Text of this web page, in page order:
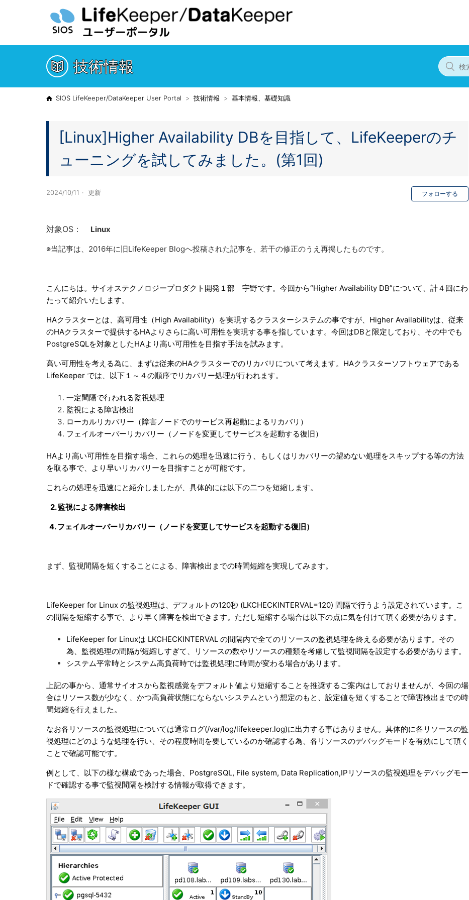
技術情報
SIOS LifeKeeper/DataKeeper User Portal 技術情報 基本情報、基礎知識
[Linux]Higher Availability DBを目指して、LifeKeeperのチ
ューニングを試してみました。(第1回)
2024/10/11 更新 フォローする
対象OS： Linux
※当記事は、2016年に旧LifeKeeper Blogへ投稿された記事を、若干の修正のうえ再掲したものです。
こんにちは。 サイオステクノロジープロダクト開発１部 宇野です。 今回から“Higher Availability DB”について、計４回にわ
たって紹介いたします。
HAクラスターとは、高可用性（High Availability）を実現するクラスターシステムの事ですが、Higher Availabilityは、従来
のHAクラスターで提供するHAよりさらに高い可用性を実現する事を指しています。今回はDBと限定しており、その中でも
PostgreSQLを対象としたHAより高い可用性を目指す手法を試みます。
高い可用性を考える為に、まずは従来のHAクラスターでのリカバリについて考えます。HAクラスターソフトウェアである
LifeKeeper では、以下１～４の順序でリカバリー処理が行われます。
一定間隔で行われる監視処理
監視による障害検出
ローカルリカバリー（障害ノードでのサービス再起動によるリカバリ）
フェイルオーバーリカバリー（ノードを変更してサービスを起動する復旧）
HAより高い可用性を目指す場合、これらの処理を迅速に行う、もしくはリカバリーの望めない処理をスキップする等の方法
を取る事で、より早いリカバリーを目指すことが可能です。
これらの処理を迅速にと紹介しましたが、具体的には以下の二つを短縮します。
2. 監視による障害検出
4. フェイルオーバーリカバリー（ノードを変更してサービスを起動する復旧）
まず、監視間隔を短くすることによる、障害検出までの時間短縮を実現してみます。
LifeKeeper for Linux の監視処理は、デフォルトの120秒 (LKCHECKINTERVAL=120) 間隔で行うよう設定されています。こ
の間隔を短縮する事で、より早く障害を検出できます。ただし短縮する場合は以下の点に気を付けて頂く必要があります。
LifeKeeper for Linuxは LKCHECKINTERVAL の間隔内で全てのリソースの監視処理を終える必要があります。その
為、監視処理の間隔が短縮しすぎて、リソースの数やリソースの種類を考慮して監視間隔を設定する必要があります。
システム平常時とシステム高負荷時では監視処理に時間が変わる場合があります。
上記の事から、通常サイオスから監視感覚をデフォルト値より短縮することを推奨するご案内はしておりませんが、今回の場
合はリソース数が少なく、かつ高負荷状態にならないシステムという想定のもと、設定値を短くすることで障害検出までの時
間短縮を行えました。
なお各リソースの監視処理については通常ログ(/var/log/lifekeeper.log)に出力する事はありません。具体的に各リソースの監
視処理にどのような処理を行い、その程度時間を要しているのか確認する為、各リソースのデバッグモードを有効にして頂く
ことで確認可能です。
例として、以下の様な構成であった場合、PostgreSQL, File system, Data Replication,IPリソースの監視処理をデバッグモー
ドで確認する事で監視間隔を検討する情報が取得できます。